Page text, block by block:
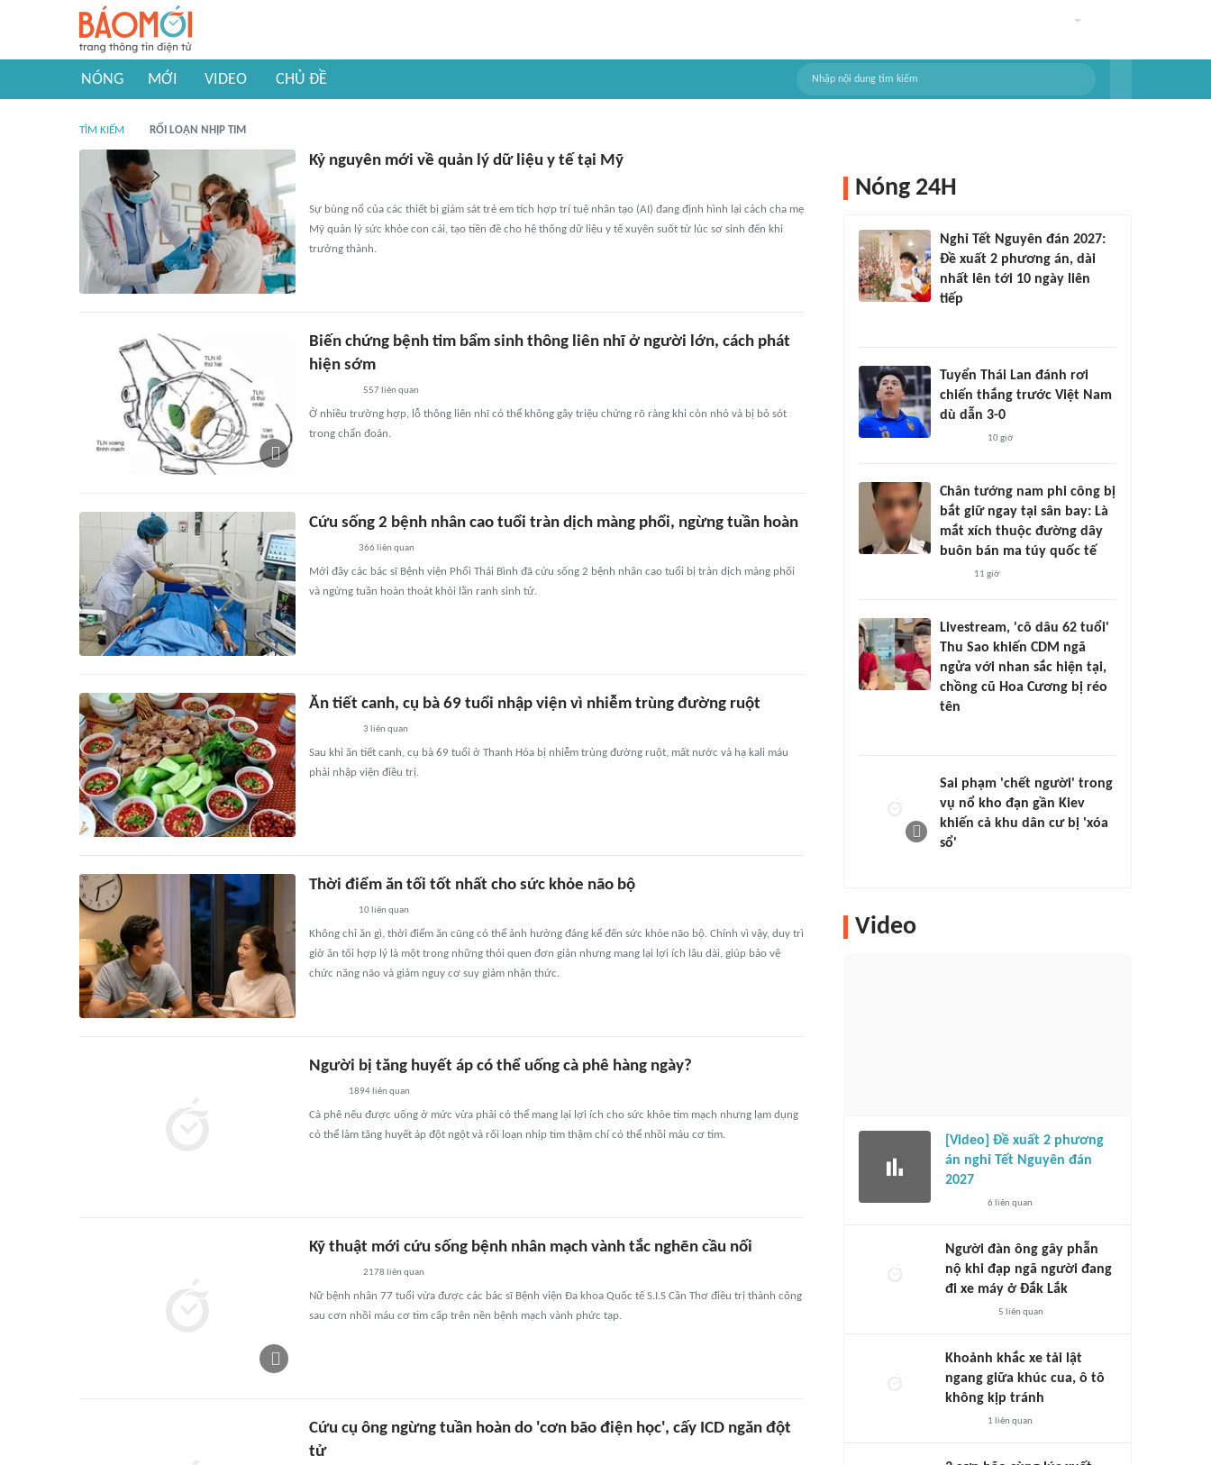
NÓNG MỚI VIDEO CHỦ ĐỀ
TÌM KIẾM RỐI LOẠN NHỊP TIM
Kỷ nguyên mới về quản lý dữ liệu y tế tại Mỹ
Sự bùng nổ của các thiết bị giám sát trẻ em tích hợp trí tuệ nhân tạo (AI) đang định hình lại cách cha mẹ
Mỹ quản lý sức khỏe con cái, tạo tiền đề cho hệ thống dữ liệu y tế xuyên suốt từ lúc sơ sinh đến khi
trưởng thành.
Biến chứng bệnh tim bẩm sinh thông liên nhĩ ở người lớn, cách phát
hiện sớm
557 liên quan
Ở nhiều trường hợp, lỗ thông liên nhĩ có thể không gây triệu chứng rõ ràng khi còn nhỏ và bị bỏ sót
trong chẩn đoán.
Cứu sống 2 bệnh nhân cao tuổi tràn dịch màng phổi, ngừng tuần hoàn
366 liên quan
Mới đây các bác sĩ Bệnh viện Phổi Thái Bình đã cứu sống 2 bệnh nhân cao tuổi bị tràn dịch màng phối
và ngừng tuần hoàn thoát khỏi lằn ranh sinh tử.
Ăn tiết canh, cụ bà 69 tuổi nhập viện vì nhiễm trùng đường ruột
3 liên quan
Sau khi ăn tiết canh, cụ bà 69 tuổi ở Thanh Hóa bị nhiễm trùng đường ruột, mất nước và hạ kali máu
phải nhập viện điều trị.
Thời điểm ăn tối tốt nhất cho sức khỏe não bộ
10liên quan
Không chỉ ăn gì, thời điểm ăn cũng có thể ảnh hưởng đáng kể đến sức khỏe não bộ. Chính vì vậy, duy trì
giờ ăn tối hợp lý là một trong những thói quen đơn giản nhưng mang lại lợi ích lâu dài, giúp bảo vệ
chức năng não và giảm nguy cơ suy giảm nhận thức.
Người bị tăng huyết áp có thể uống cà phê hàng ngày?
1894 liên quan
Cà phê nếu được uống ở mức vừa phải có thể mang lại lợi ích cho sức khỏe tim mạch nhưng lạm dụng
có thể làm tăng huyết áp đột ngột và rối loạn nhịp tim thậm chí có thể nhồi máu cơ tim.
Kỹ thuật mới cứu sống bệnh nhân mạch vành tắc nghẽn cầu nối
2178 liên quan
Nữ bệnh nhân 77 tuổi vừa được các bác sĩ Bệnh viện Đa khoa Quốc tế S.I.S Cần Thơ điều trị thành công
sau cơn nhồi máu cơ tim cấp trên nền bệnh mạch vành phức tạp.
Cứu cụ ông ngừng tuần hoàn do 'cơn bão điện học', cấy ICD ngăn đột
tử
Nóng 24H
Nghỉ Tết Nguyên đán 2027:
Đề xuất 2 phương án, dài
nhất lên tới 10 ngày liên
tiếp
Tuyển Thái Lan đánh rơi
chiến thắng trước Việt Nam
dù dẫn 3-0
10 giờ
Chân tướng nam phi công bị
bắt giữ ngay tại sân bay: Là
mắt xích thuộc đường dây
buôn bán ma túy quốc tế
11 giờ
Livestream, 'cô dâu 62 tuổi'
Thu Sao khiến CDM ngã
ngửa với nhan sắc hiện tại,
chồng cũ Hoa Cương bị réo
tên
Sai phạm 'chết người' trong
vụ nổ kho đạn gần Kiev
khiến cả khu dân cư bị 'xóa
sổ'
Video
[Video] Đề xuất 2 phương
án nghỉ Tết Nguyên đán
2027
6 liên quan
Người đàn ông gây phẫn
nộ khi đạp ngã người đang
đi xe máy ở Đắk Lắk
5 liên quan
Khoảnh khắc xe tải lật
ngang giữa khúc cua, ô tô
không kịp tránh
1 liên quan